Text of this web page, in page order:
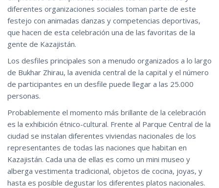
diferentes organizaciones sociales toman parte de este
festejo con animadas danzas y competencias deportivas,
que hacen de esta celebración una de las favoritas de la
gente de Kazajistán.
Los desfiles principales son a menudo organizados a lo largo
de Bukhar Zhirau, la avenida central de la capital y el número
de participantes en un desfile puede llegar a las 25.000
personas.
Probablemente el momento más brillante de la celebración
es la exhibición étnico-cultural. Frente al Parque Central de la
ciudad se instalan diferentes viviendas nacionales de los
representantes de todas las naciones que habitan en
Kazajistán. Cada una de ellas es como un mini museo y
alberga vestimenta tradicional, objetos de cocina, joyas, y
hasta es posible degustar los diferentes platos nacionales.